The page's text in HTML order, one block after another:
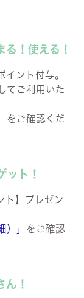
！使える！
ント付与。
てご利用いた
をご確認くだ
ット！
ト】プレゼン
）」 をご確認
ん！